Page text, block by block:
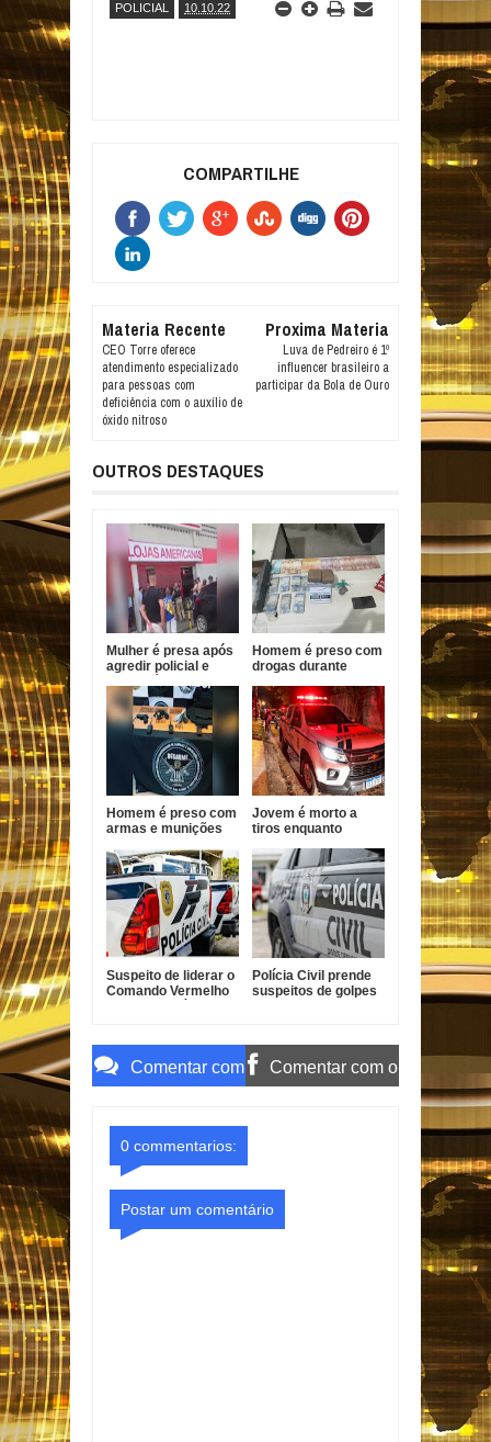
POLICIAL 10.10.22
COMPARTILHE
Materia Recente
CEO Torre oferece
atendimento especializado
para pessoas com
deficiência com o auxílio de
óxido nitroso
Proxima Materia
Luva de Pedreiro é 1º
influencer brasileiro a
participar da Bola de Ouro
OUTROS DESTAQUES
Mulher é presa após
agredir policial e
Bayeux
Homem é preso com
drogas durante
Santa Helena
Homem é preso com
armas e munições
no Conde
Jovem é morto a
tiros enquanto
João Pessoa
Suspeito de liderar o
Comando Vermelho
Polícia Civil prende
suspeitos de golpes
Comentar com Comentar com o
0 commentarios:
Postar um comentário